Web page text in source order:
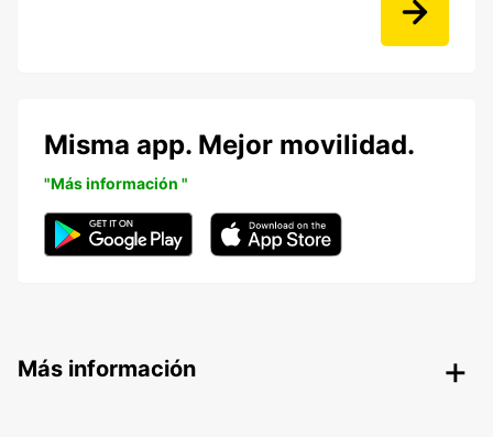
Misma app. Mejor movilidad.
"Más información "
Más información